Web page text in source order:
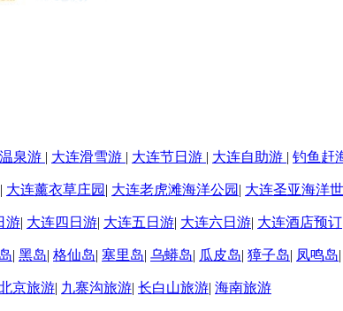
泉游 | 大连滑雪游 | 大连节日游 | 大连自助游 | 钓鱼赶
| 大连薰衣草庄园 | 大连老虎滩海洋公园 | 大连圣亚海洋
游| 大连四日游| 大连五日游| 大连六日游| 大连酒店预订
| 黑岛| 格仙岛| 塞里岛| 乌蟒岛| 瓜皮岛| 獐子岛| 凤鸣岛|
京旅游| 九寨沟旅游| 长白山旅游| 海南旅游